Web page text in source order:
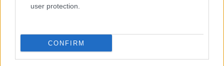
user protection.
CONFIRM
„Most már értem, miért mondják az emberek,
látványossága. Egyszerűen őrületes.
Fantasztikus érzés részese lenni ennek az